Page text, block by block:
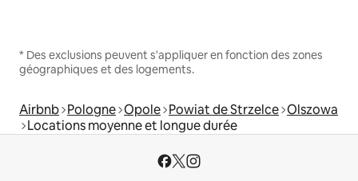
* Des exclusions peuvent s'appliquer en fonction des zones
géographiques et des logements.
Airbnb Pologne Opole Powiat de Strzelce Olszowa
Locations moyenne et longue durée